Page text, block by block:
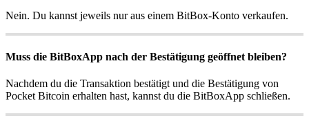
Nein. Du kannst jeweils nur aus einem BitBox-Konto verkaufen.
Muss die BitBoxApp nach der Bestätigung geöffnet bleiben?
Nachdem du die Transaktion bestätigt und die Bestätigung von
Pocket Bitcoin erhalten hast, kannst du die BitBoxApp schließen.